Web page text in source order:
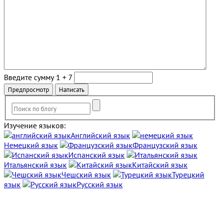
Введите сумму 1 + 7
Изучение языков:
Английский язык
Немецкий язык
Французский язык
Испанский язык
Итальянский язык
Китайский язык
Чешский язык
Турецкий
язык
Русский язык